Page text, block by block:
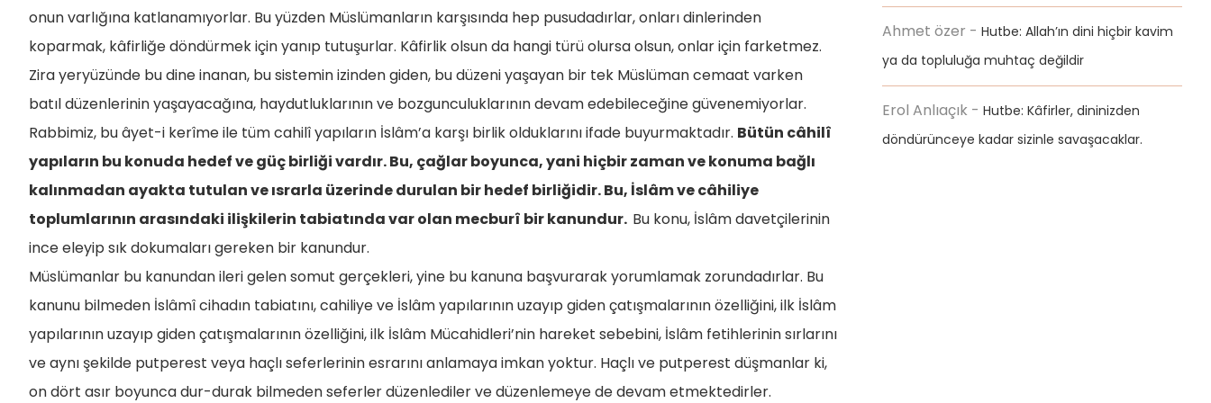
onun varlığına katlanamıyorlar. Bu yüzden Müslümanların karşısında hep pusudadırlar, onları dinlerinden
koparmak, kâfirliğe döndürmek için yanıp tutuşurlar. Kâfirlik olsun da hangi türü olursa olsun, onlar için farketmez.
Zira yeryüzünde bu dine inanan, bu sistemin izinden giden, bu düzeni yaşayan bir tek Müslüman cemaat varken
batıl düzenlerinin yaşayacağına, haydutluklarının ve bozgunculuklarının devam edebileceğine güvenemiyorlar.
Rabbimiz, bu âyet-i kerîme ile tüm cahilî yapıların İslâm’a karşı birlik olduklarını ifade buyurmaktadır. Bütün câhilî
yapıların bu konuda hedef ve güç birliği vardır. Bu, çağlar boyunca, yani hiçbir zaman ve konuma bağlı
kalınmadan ayakta tutulan ve ısrarla üzerinde durulan bir hedef birliğidir. Bu, İslâm ve câhiliye
toplumlarının arasındaki ilişkilerin tabiatında var olan mecburî bir kanundur. Bu konu, İslâm davetçilerinin
ince eleyip sık dokumaları gereken bir kanundur.
Müslümanlar bu kanundan ileri gelen somut gerçekleri, yine bu kanuna başvurarak yorumlamak zorundadırlar. Bu
kanunu bilmeden İslâmî cihadın tabiatını, cahiliye ve İslâm yapılarının uzayıp giden çatışmalarının özelliğini, ilk İslâm
yapılarının uzayıp giden çatışmalarının özelliğini, ilk İslâm Mücahidleri’nin hareket sebebini, İslâm fetihlerinin sırlarını
ve aynı şekilde putperest veya haçlı seferlerinin esrarını anlamaya imkan yoktur. Haçlı ve putperest düşmanlar ki,
on dört asır boyunca dur-durak bilmeden seferler düzenlediler ve düzenlemeye de devam etmektedirler.
Ahmet özer -Hutbe: Allah’ın dini hiçbir kavim
ya da topluluğa muhtaç değildir
Erol Anlıaçık -Hutbe: Kâfirler, dininizden
döndürünceye kadar sizinle savaşacaklar.